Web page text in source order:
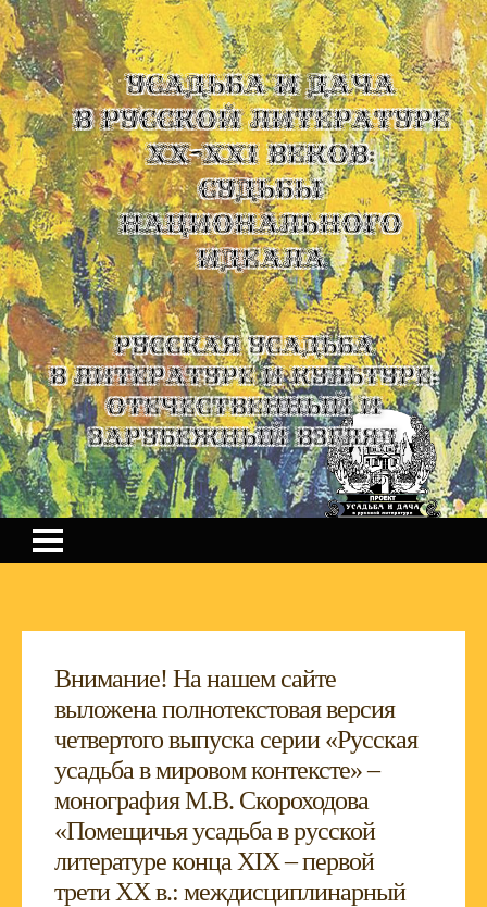
УСАДЬБА И ДАЧА
В РУССКОЙ ЛИТЕРАТУРЕ
XX-XXI ВЕКОВ:
СУДЬБЫ
НАЦИОНАЛЬНОГО
ИДЕАЛА
Русская усадьба
в литературе и культуре:
отечественный и
зарубежный взгляд
Внимание! На нашем сайте
выложена полнотекстовая версия
четвертого выпуска серии «Русская
усадьба в мировом контексте» –
монография М.В. Скороходова
«Помещичья усадьба в русской
литературе конца XIX – первой
трети XX в.: междисциплинарный